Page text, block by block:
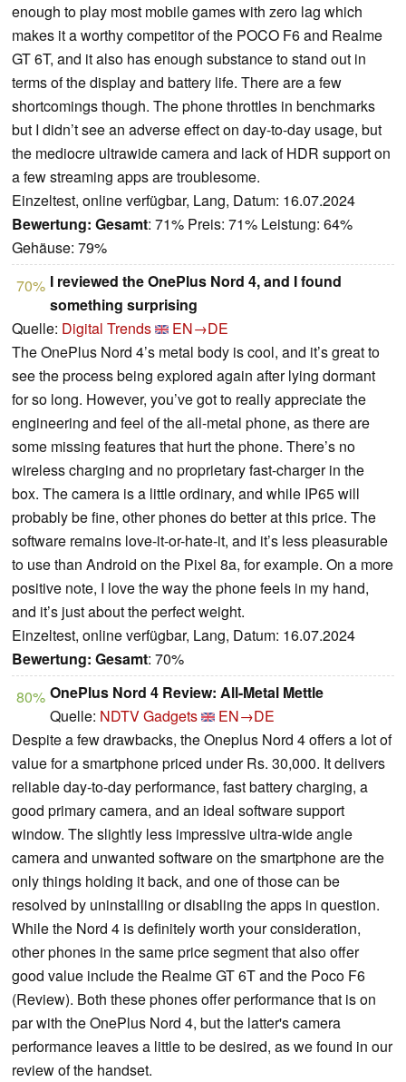
enough to play most mobile games with zero lag which
makes it a worthy competitor of the POCO F6 and Realme
GT 6T, and it also has enough substance to stand out in
terms of the display and battery life. There are a few
shortcomings though. The phone throttles in benchmarks
but I didn’t see an adverse effect on day-to-day usage, but
the mediocre ultrawide camera and lack of HDR support on
a few streaming apps are troublesome.
Einzeltest, online verfügbar, Lang, Datum: 16.07.2024
Bewertung: Gesamt: 71% Preis: 71% Leistung: 64%
Gehäuse: 79%
70% I reviewed the OnePlus Nord 4, and I found
something surprising
Quelle: Digital Trends
EN→DE
The OnePlus Nord 4’s metal body is cool, and it’s great to
see the process being explored again after lying dormant
for so long. However, you’ve got to really appreciate the
engineering and feel of the all-metal phone, as there are
some missing features that hurt the phone. There’s no
wireless charging and no proprietary fast-charger in the
box. The camera is a little ordinary, and while IP65 will
probably be fine, other phones do better at this price. The
software remains love-it-or-hate-it, and it’s less pleasurable
to use than Android on the Pixel 8a, for example. On a more
positive note, I love the way the phone feels in my hand,
and it’s just about the perfect weight.
Einzeltest, online verfügbar, Lang, Datum: 16.07.2024
Bewertung: Gesamt: 70%
80% OnePlus Nord 4 Review: All-Metal Mettle
Quelle: NDTV Gadgets
EN→DE
Despite a few drawbacks, the Oneplus Nord 4 offers a lot of
value for a smartphone priced under Rs. 30,000. It delivers
reliable day-to-day performance, fast battery charging, a
good primary camera, and an ideal software support
window. The slightly less impressive ultra-wide angle
camera and unwanted software on the smartphone are the
only things holding it back, and one of those can be
resolved by uninstalling or disabling the apps in question.
While the Nord 4 is definitely worth your consideration,
other phones in the same price segment that also offer
good value include the Realme GT 6T and the Poco F6
(Review). Both these phones offer performance that is on
par with the OnePlus Nord 4, but the latter's camera
performance leaves a little to be desired, as we found in our
review of the handset.